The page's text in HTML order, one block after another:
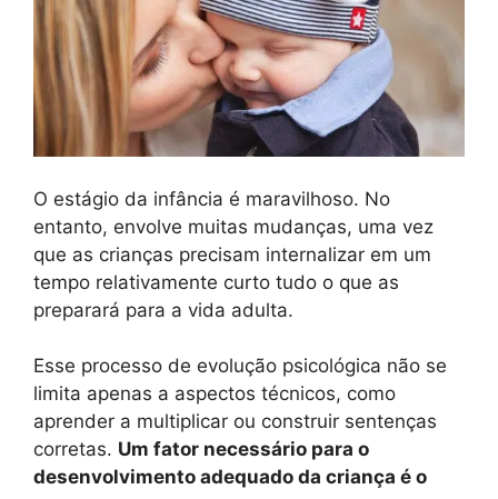
O estágio da infância é maravilhoso. No
entanto, envolve muitas mudanças, uma vez
que as crianças precisam internalizar em um
tempo relativamente curto tudo o que as
preparará para a vida adulta.
Esse processo de evolução psicológica não se
limita apenas a aspectos técnicos, como
aprender a multiplicar ou construir sentenças
corretas. Um fator necessário para o
desenvolvimento adequado da criança é o